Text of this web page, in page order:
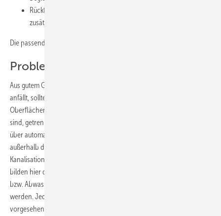
Rückführung ins Gebäude (Achtung: Reibungsverluste durch
zusätzliche Strecke und Formteile berücksichtigen)
Die passende Lösung ist jeweils vor Ort abzuwägen.
Problematik Regenwasser
Aus gutem Grund gilt Folgendes: Wasser, das außerhalb des Gebäudes
anfällt, sollte auch dort entsorgt werden (
Oberflächenwasser von außen liegenden Flächen die größer als 5 m²
sind, getrennt von häuslichem Abwasser entsorgt werden. Dies muss
über automatisch arbeitende Abwasser-Hebeanlagen geschehen, die
außerhalb des Gebäudes installiert und rückstaufrei an die öffentliche
Kanalisation angeschlossen sind (DIN EN 12056-4). Ausnahmen
bilden hier die sogenannten kleinen Flächen bis 5 m². Deren Regen-
bzw. Abwasser darf auch über die Anlage im Gebäude entsorgt
werden. Jedoch Achtung: Hier sollten immer Doppelanlagen
vorgesehen werden, damit ein Abwasserabtransport zu jeder Zeit